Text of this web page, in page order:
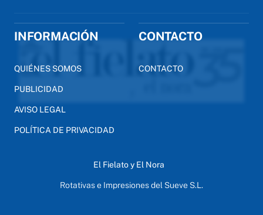
INFORMACIÓN
QUIÉNES SOMOS
PUBLICIDAD
AVISO LEGAL
POLÍTICA DE PRIVACIDAD
CONTACTO
CONTACTO
El Fielato y El Nora
Rotativas e Impresiones del Sueve S.L.